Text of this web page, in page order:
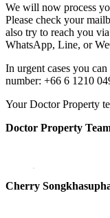
We will now process
Please check your
also try to reach you
WhatsApp, Line, or
In urgent cases you
number: +66 6 1210
Your Doctor Property
Doctor Property
Cherry